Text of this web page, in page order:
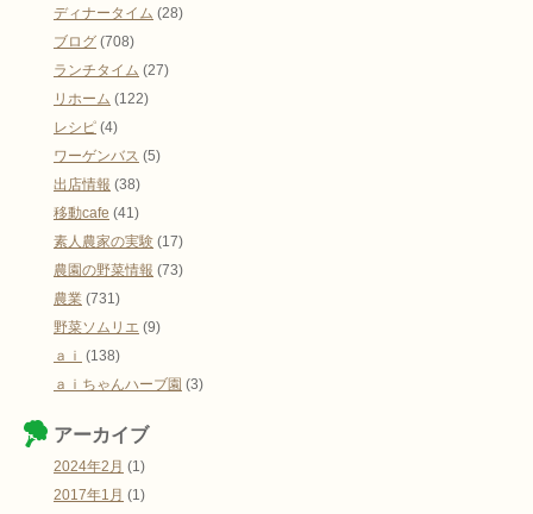
ディナータイム (28)
ブログ (708)
ランチタイム (27)
リホーム (122)
レシピ (4)
ワーゲンバス (5)
出店情報 (38)
移動cafe (41)
素人農家の実験 (17)
農園の野菜情報 (73)
農業 (731)
野菜ソムリエ (9)
ａｉ (138)
ａｉちゃんハーブ園 (3)
アーカイブ
2024年2月 (1)
2017年1月 (1)